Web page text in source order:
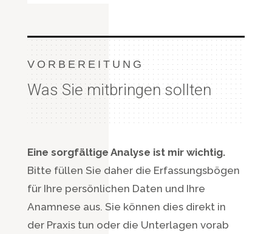
VORBEREITUNG
Was Sie mitbringen sollten
Eine sorgfältige Analyse ist mir wichtig.
Bitte füllen Sie daher die Erfassungsbögen
für Ihre persönlichen Daten und Ihre
Anamnese aus. Sie können dies direkt in
der Praxis tun oder die Unterlagen vorab